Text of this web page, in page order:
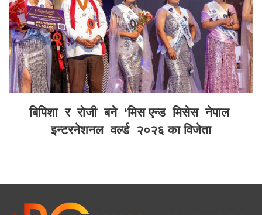
बिपिशा र रोजी बने ‘मिस एन्ड मिसेस नेपाल
इन्टरनेशनल वर्ल्ड २०२६ का विजेता